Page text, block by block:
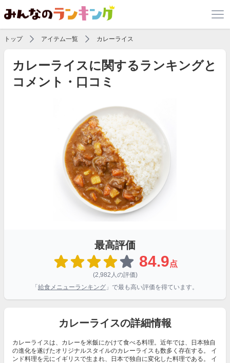
トップ アイテム一覧 カレーライス
カレーライスに関するランキングと
コメント・口コミ
最高評価
84.9点
(2,982人の評価)
「 給食メニューランキング 」で最も高い評価を得ています。
カレーライスの詳細情報
カレーライスは、カレーを米飯にかけて食べる料理。近年では、日本独自
の進化を遂げたオリジナルスタイルのカレーライスも数多く存在する。 イ
ンド料理を元にイギリスで生まれ、日本で独自に変化した料理である。 イ